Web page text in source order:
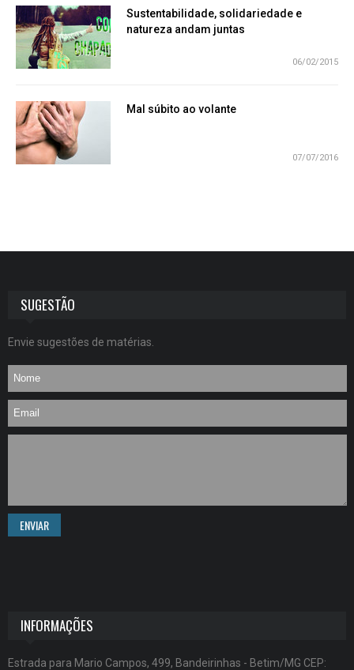
Sustentabilidade, solidariedade e
natureza andam juntas
06/02/2015
Mal súbito ao volante
07/07/2016
SUGESTÃO
Envie sugestões de matérias.
ENVIAR
INFORMAÇÕES
Estrada para Mario Campos, 499, Bandeirinhas - Betim/MG CEP: